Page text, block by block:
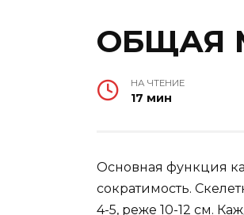
ОБЩАЯ
НА ЧТЕНИЕ
17 мин
Основная функция
сократимость.
4-5, реже 10-12 см.